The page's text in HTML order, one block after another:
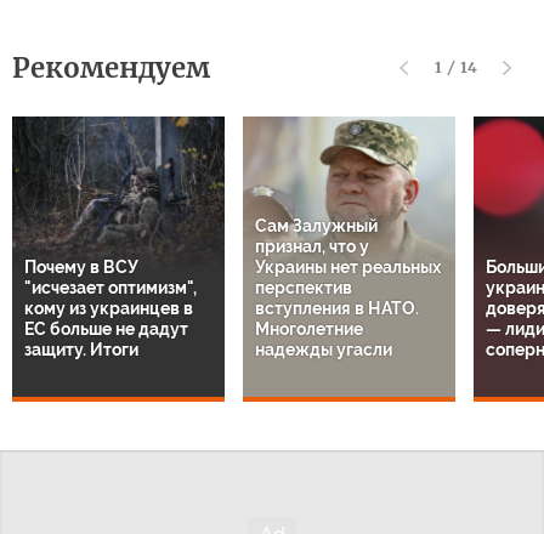
Рекомендуем 1 / 14
Почему в ВСУ
"исчезает оптимизм",
кому из украинцев в
ЕС больше не дадут
защиту. Итоги
Сам Залужный
признал, что у
Украины нет реальных
перспектив
вступления в НАТО.
Многолетние
надежды угасли
—